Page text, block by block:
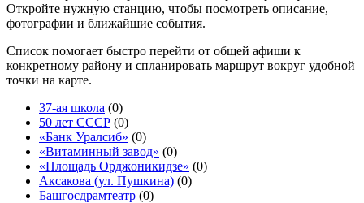
Откройте нужную станцию, чтобы посмотреть описание,
фотографии и ближайшие события.
Список помогает быстро перейти от общей афиши к
конкретному району и спланировать маршрут вокруг удобной
точки на карте.
37-ая школа (0)
50 лет СССР (0)
«Банк Уралсиб» (0)
«Витаминный завод» (0)
«Площадь Орджоникидзе» (0)
Аксакова (ул. Пушкина) (0)
Башгосдрамтеатр (0)